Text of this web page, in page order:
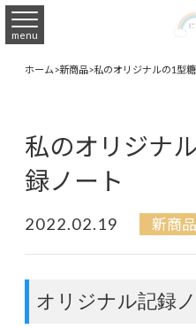
menu
ホーム>新商品>私のオリジナルの1型
私のオリジナ
録ノート
2022.02.19 新商品
オリジナル記録